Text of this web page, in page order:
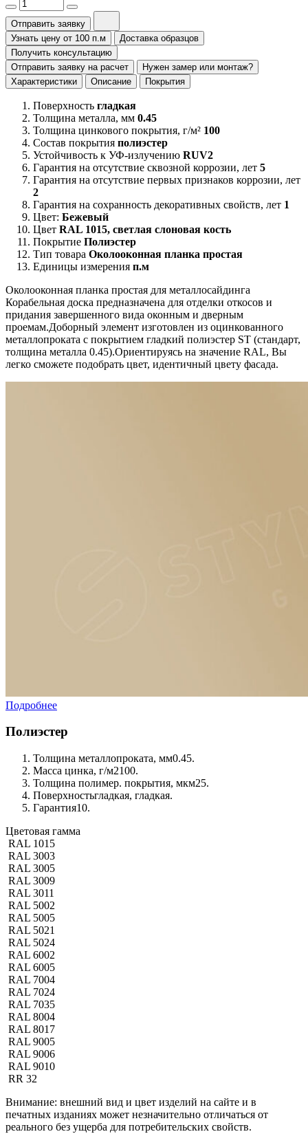
Отправить заявку
Узнать цену от 100 п.м
Доставка образцов
Получить консультацию
Отправить заявку на расчет
Нужен замер или монтаж?
Характеристики
Описание Покрытия
Поверхность гладкая
Толщина металла, мм 0.45
Толщина цинкового покрытия, г/м² 100
Состав покрытия полиэстер
Устойчивость к УФ-излучению RUV2
Гарантия на отсутствие сквозной коррозии, лет 5
Гарантия на отсутствие первых признаков коррозии, лет
2
Гарантия на сохранность декоративных свойств, лет 1
Цвет: Бежевый
Цвет RAL 1015, светлая слоновая кость
Покрытие Полиэстер
Тип товара Околооконная планка простая
Единицы измерения п.м
Околооконная планка простая для металлосайдинга
Корабельная доска предназначена для отделки откосов и
придания завершенного вида оконным и дверным
проемам.Доборный элемент изготовлен из оцинкованного
металлопроката c покрытием гладкий полиэстер ST (стандарт,
толщина металла 0.45).Ориентируясь на значение RAL, Вы
легко cможете подобрать цвет, идентичный цвету фасада.
Подробнее
Полиэстер
Толщина металлопроката, мм0.45.
Масса цинка, г/м2100.
Толщина полимер. покрытия, мкм25.
Поверхностьгладкая, гладкая.
Гарантия10.
Цветовая гамма
RAL 1015
RAL 3003
RAL 3005
RAL 3009
RAL 3011
RAL 5002
RAL 5005
RAL 5021
RAL 5024
RAL 6002
RAL 6005
RAL 7004
RAL 7024
RAL 7035
RAL 8004
RAL 8017
RAL 9005
RAL 9006
RAL 9010
RR 32
Внимание: внешний вид и цвет изделий на сайте и в
печатных изданиях может незначительно отличаться от
реального без ущерба для потребительских свойств.